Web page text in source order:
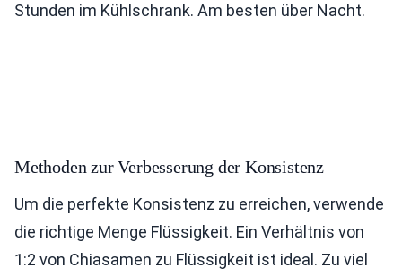
Stunden im Kühlschrank. Am besten über Nacht.
Methoden zur Verbesserung der Konsistenz
Um die perfekte Konsistenz zu erreichen, verwende
die richtige Menge Flüssigkeit. Ein Verhältnis von
1:2 von Chiasamen zu Flüssigkeit ist ideal. Zu viel